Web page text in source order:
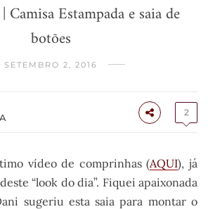
Estampada e saia de
botões
SETEMBRO 2, 2016
2
vídeo de comprinhas (AQUI), já
“look do dia”. Fiquei apaixonada
sugeriu esta saia para montar o